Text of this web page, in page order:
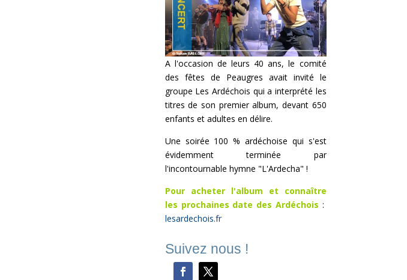
A l'occasion de leurs 40 ans, le comité
des fêtes de Peaugres avait invité le
groupe Les Ardéchois qui a interprété les
titres de son premier album, devant 650
enfants et adultes en délire.
Une soirée 100 % ardéchoise qui s'est
évidemment terminée par
l'incontournable hymne "L'Ardecha" !
Pour acheter l'album et connaître
les prochaines date des Ardéchois :
lesardechois.fr
Suivez nous !